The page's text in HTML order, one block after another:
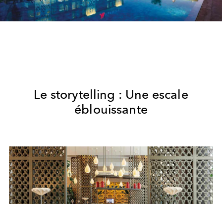
Le storytelling : Une escale
éblouissante